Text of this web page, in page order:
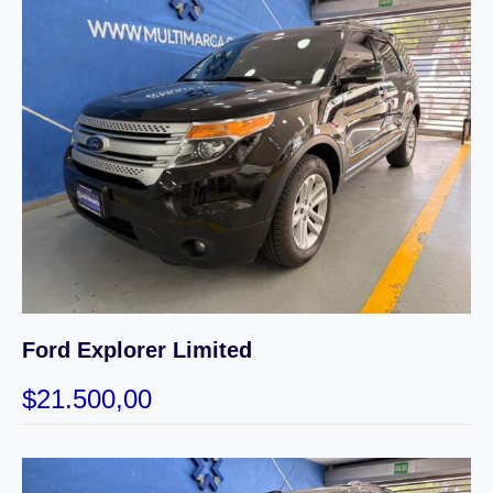
Ford Explorer Limited
$21.500,00